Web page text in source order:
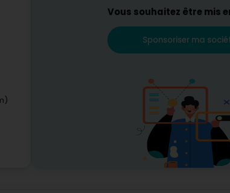
Vous souhaitez être mis
Sponsoriser ma